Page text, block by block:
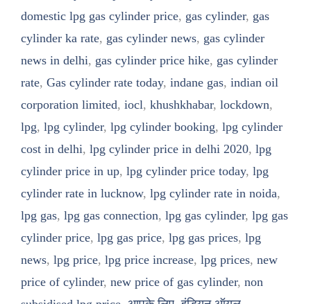
domestic lpg gas cylinder price, gas cylinder, gas
cylinder ka rate, gas cylinder news, gas cylinder
news in delhi, gas cylinder price hike, gas cylinder
rate, Gas cylinder rate today, indane gas, indian oil
corporation limited, iocl, khushkhabar, lockdown,
lpg, lpg cylinder, lpg cylinder booking, lpg cylinder
cost in delhi, lpg cylinder price in delhi 2020, lpg
cylinder price in up, lpg cylinder price today, lpg
cylinder rate in lucknow, lpg cylinder rate in noida,
lpg gas, lpg gas connection, lpg gas cylinder, lpg gas
cylinder price, lpg gas price, lpg gas prices, lpg
news, lpg price, lpg price increase, lpg prices, new
price of cylinder, new price of gas cylinder, non